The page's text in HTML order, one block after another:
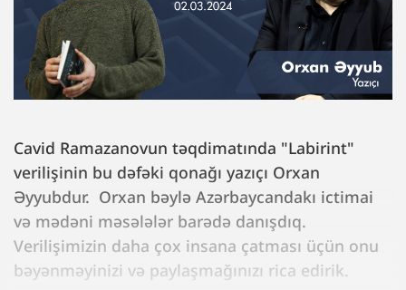
Cavid Ramazanovun təqdimatında "Labirint"
verilişinin bu dəfəki qonağı yazıçı Orxan
Əyyubdur. Orxan bəylə Azərbaycandakı ictimai
və mədəni məsələlər barədə danışdıq.
Verilişimizin daha çox insana çatması üçün onu
bəyənməyinizi və paylaşmağınızı rica edirik.